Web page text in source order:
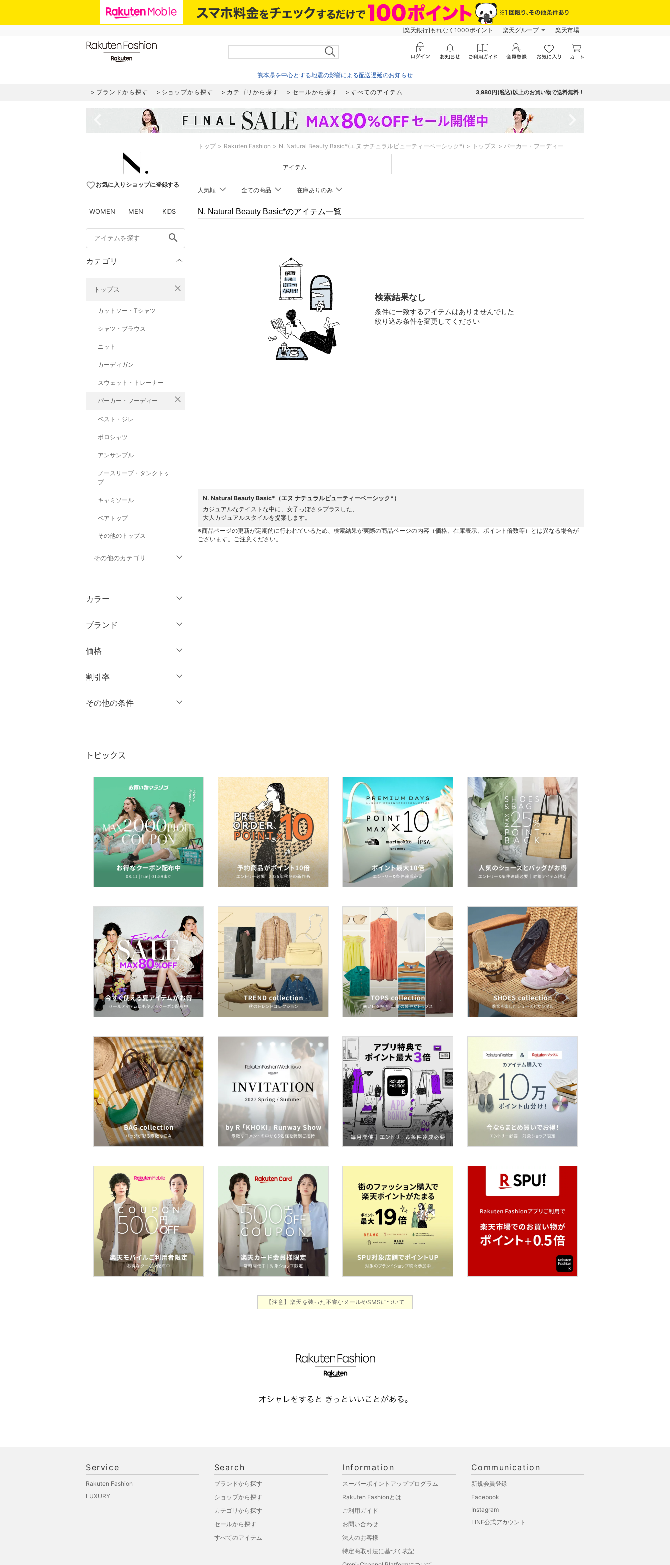
[楽天銀行]もれなく1000ポイント 楽天グループ 楽天市場
熊本県を中心とする地震の影響による配送遅延のお知らせ
ブランドから探す ショップから探す カテゴリから探す セールから探す すべてのアイテム 3,980円(税込)以上のお買い物で送料無料！
favorite_borderお気に入りショップに登録する
WOMEN MEN KIDS
search
カテゴリ
トップス close
カットソー・Tシャツ
シャツ・ブラウス
ニット
カーディガン
スウェット・トレーナー
パーカー・フーディー close
ベスト・ジレ
ポロシャツ
アンサンブル
ノースリーブ・タンクトッ
プ
キャミソール
ベアトップ
その他のトップス
その他のカテゴリ
パンツ
ワンピース・ドレス
スカート
オールインワン・オーバ
バッグ
インナー・ルームウェア
靴下・レッグウェア
ファッション雑貨
アクセサリー・腕時計
財布・ポーチ・ケース
ー用品
スーツ・フォーマル
水着・スイムグッズ
着物・浴衣・和装小物
ベースメイク
メイクアップ
ネイル
ボディケア・オーラルケ
フレグランス
メイク道具・美容器具
コフレ・キット・セット
食器・調理器具・キッチ
ン用品
インテリア・生活雑貨
カラー
クリア
ブランド
価格
絞り込み
割引率
％OFF～ ％OFF
その他の条件
クリア 絞り込み
トップ Rakuten Fashion N. Natural Beauty Basic*(エヌ ナチュラルビューティーベーシック*) トップス パーカー・フーディー
アイテム
人気順 全ての商品 在庫ありのみ
N. Natural Beauty Basic*のアイテム一覧
検索結果なし
条件に一致するアイテムはありませんでした
絞り込み条件を変更してください
N. Natural Beauty Basic*（エヌ ナチュラルビューティーベーシック*）
カジュアルなテイストな中に、女子っぽさをプラスした、
大人カジュアルスタイルを提案します。
※商品ページの更新が定期的に行われているため、検索結果が実際の商品ページの内容（価格、在庫表示、ポイント倍数等）とは異なる場合が
ございます。ご注意ください。
トピックス
【注意】楽天を装った不審なメールやSMSについて
Service
Rakuten Fashion
LUXURY
Search
ブランドから探す
ショップから探す
カテゴリから探す
セールから探す
すべてのアイテム
Information
スーパーポイントアッププログラム
Rakuten Fashionとは
ご利用ガイド
お問い合わせ
法人のお客様
特定商取引法に基づく表記
Communication
新規会員登録
Facebook
Instagram
LINE公式アカウント